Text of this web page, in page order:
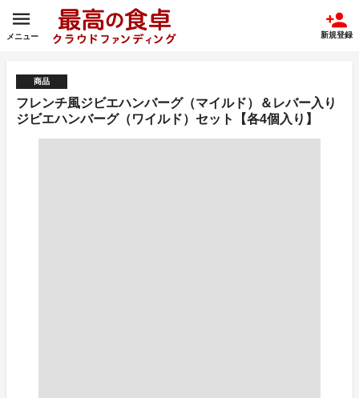
メニュー 新規登録
商品
フレンチ風ジビエハンバーグ（マイルド）＆レバー入り
ジビエハンバーグ（ワイルド）セット【各4個入り】